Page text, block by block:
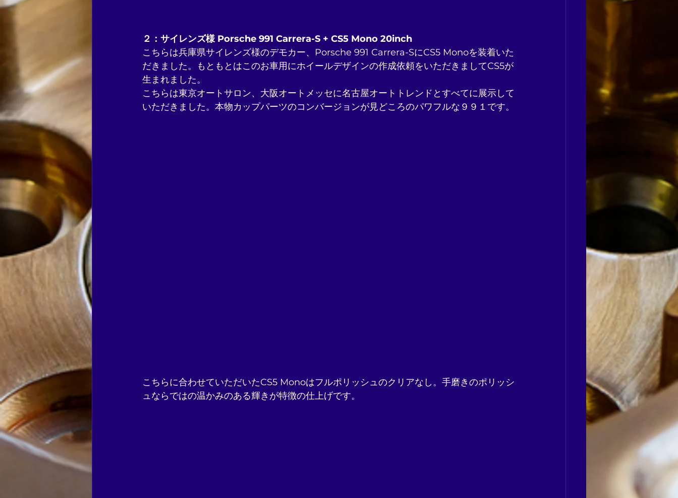
２：サイレンズ様 Porsche 991 Carrera-S + CS5 Mono 20inch
こちらは兵庫県サイレンズ様のデモカー、Porsche 991 Carrera-SにCS5 Monoを装着いた
だきました。もともとはこのお車用にホイールデザインの作成依頼をいただきましてCS5が
生まれました。
こちらは東京オートサロン、大阪オートメッセに名古屋オートトレンドとすべてに展示して
いただきました。本物カップパーツのコンバージョンが見どころのパワフルな９９１です。
こちらに合わせていただいたCS5 Monoはフルポリッシュのクリアなし。手磨きのポリッシ
ュならではの温かみのある輝きが特徴の仕上げです。